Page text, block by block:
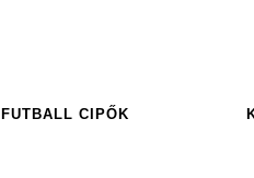
FUTBALL CIPŐK